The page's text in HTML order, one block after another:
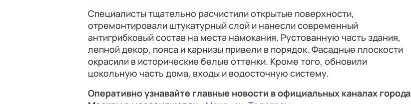
Специалисты тщательно расчистили открытые поверхности,
отремонтировали штукатурный слой и нанесли современный
антигрибковый состав на места намокания. Рустованную часть здания,
лепной декор, пояса и карнизы привели в порядок. Фасадные плоскости
окрасили в исторические белые оттенки. Кроме того, обновили
цокольную часть дома, входы и водосточную систему.
Оперативно узнавайте главные новости в официальных каналах города